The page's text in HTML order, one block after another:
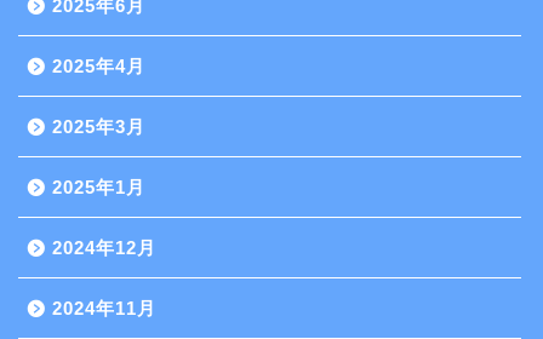
2025年6月
2025年4月
2025年3月
2025年1月
2024年12月
2024年11月